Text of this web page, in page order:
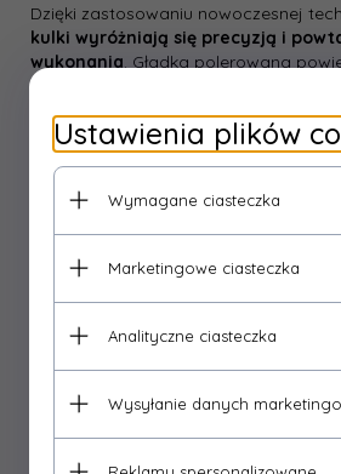
Dzięki zastosowaniu nowoczesnej
kulki wyróżniają się precyzją i
wykonania. Gładka polerowana
kulisty kształt
replikach wyposażonych w lufy
Kulki Elite Force Premiummają
ciężkości, wpływający na wysoką
celność strzałów. Zaawansowany
magazynka oraz stabilne
Przeznaczenie
Kulki ASG Elite Force Premium 0,25
stosowane w replikach ASG o
370 fps
Ustawienia plików
Wymagane ciasteczka
Marketingowe ciasteczka
Analityczne ciasteczka
Wysyłanie danych